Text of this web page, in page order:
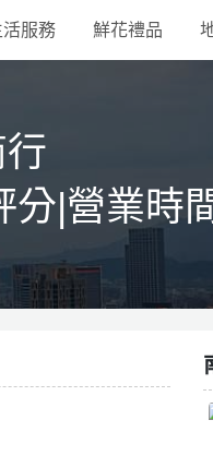
活服務 鮮花禮品
分|營業時